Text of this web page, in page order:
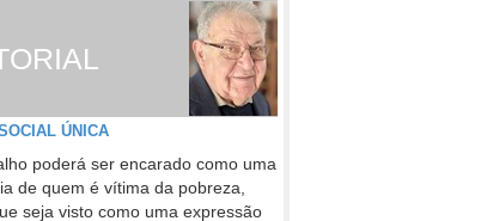
ÚNICA
poderá ser encarado como uma
de quem é vítima da pobreza,
seja visto como uma expressão